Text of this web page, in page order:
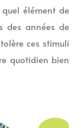
élément de
des années de
ces stimuli
quotidien bien